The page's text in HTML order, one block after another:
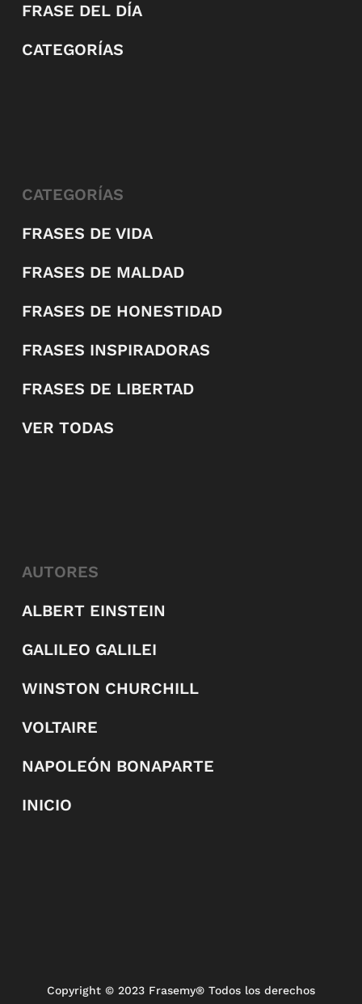
FRASE DEL DÍA
CATEGORÍAS
CATEGORÍAS
FRASES DE VIDA
FRASES DE MALDAD
FRASES DE HONESTIDAD
FRASES INSPIRADORAS
FRASES DE LIBERTAD
VER TODAS
AUTORES
ALBERT EINSTEIN
GALILEO GALILEI
WINSTON CHURCHILL
VOLTAIRE
NAPOLEÓN BONAPARTE
INICIO
Copyright © 2023 Frasemy® Todos los derechos